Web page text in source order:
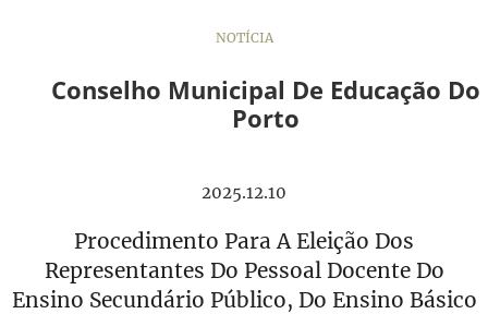
NOTÍCIA
Conselho Municipal De Educação Do
Porto
2025.12.10
Procedimento Para A Eleição Dos
Representantes Do Pessoal Docente Do
Ensino Secundário Público, Do Ensino Básico